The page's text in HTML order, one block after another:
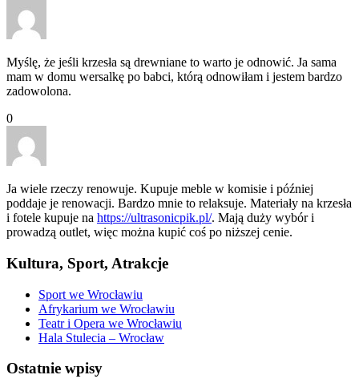
Myślę, że jeśli krzesła są drewniane to warto je odnowić. Ja sama
mam w domu wersalkę po babci, którą odnowiłam i jestem bardzo
zadowolona.
0
Ja wiele rzeczy renowuje. Kupuje meble w komisie i później
poddaje je renowacji. Bardzo mnie to relaksuje. Materiały na krzesła
i fotele kupuje na https://ultrasonicpik.pl/. Mają duży wybór i
prowadzą outlet, więc można kupić coś po niższej cenie.
Kultura, Sport, Atrakcje
Sport we Wrocławiu
Afrykarium we Wrocławiu
Teatr i Opera we Wrocławiu
Hala Stulecia – Wrocław
Ostatnie wpisy